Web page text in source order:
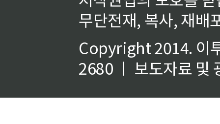
무단전재, 복사, 재배
Copyright 2014. 이
2680 ㅣ 보도자료